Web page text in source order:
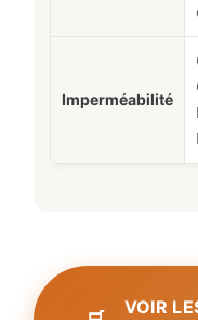
Imperméabilité
VOIR